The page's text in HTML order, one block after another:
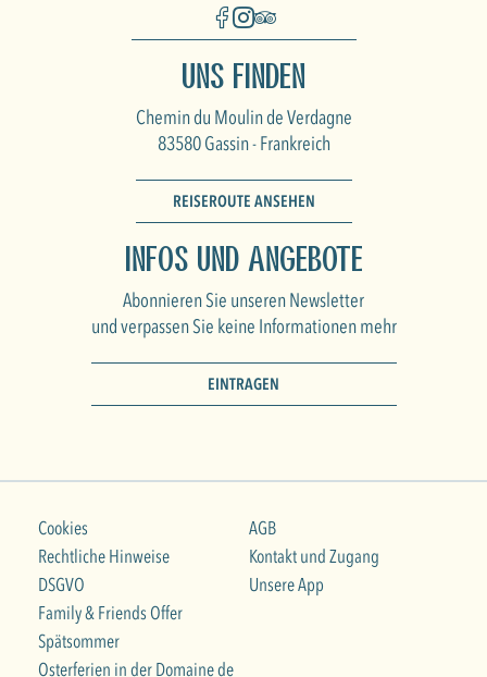
Uns finden
Chemin du Moulin de Verdagne
83580 Gassin - Frankreich
REISEROUTE ANSEHEN
Infos und Angebote
Abonnieren Sie unseren Newsletter
und verpassen Sie keine Informationen mehr
EINTRAGEN
Cookies
Rechtliche Hinweise
DSGVO
AGB
Kontakt und Zugang
Unsere App
Family & Friends Offer
Spätsommer
Osterferien in der Domaine de